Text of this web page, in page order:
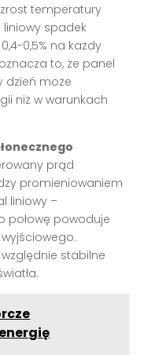
temperatury
spadek
0,5% na każdy
to, że panel
dzień może
niż w warunkach
prąd
promieniowaniem
liniowy –
połowę powoduje
stabilne